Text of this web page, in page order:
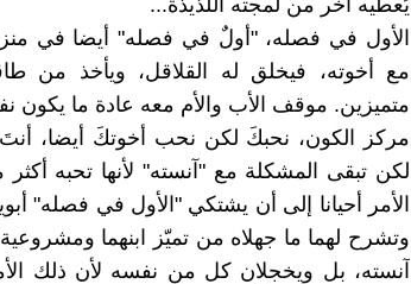
يُعطيه آخر من لُمجته اللذيذة...
الأول في فصله، "أولٌ في فصله" أيضا في
مع أخوته، فيخلق له القلاقل، ويأخذ من
متميزين. موقف الأب والأم معه عادة ما
مركز الكون، نحبكَ لكن نحب أخوتكَ أيضا،
لكن تبقى المشكلة مع "آنسته" لأنها تحبه
الأمر أحيانا إلى أن يشتكي "الأول في فصله"
وتشرح لهما ما جهلاه من تميّز ابنهما ومشروعية
آنسته، بل ويخجلان كل من نفسه لأن ذلك